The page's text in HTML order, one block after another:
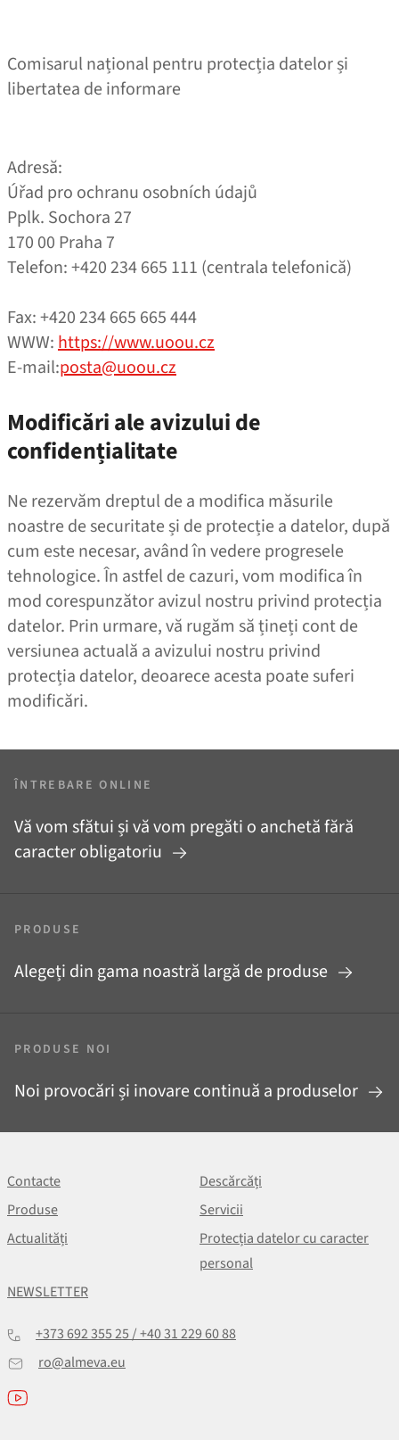
Comisarul național pentru protecția datelor și
libertatea de informare
Adresă:
Úřad pro ochranu osobních údajů
Pplk. Sochora 27
170 00 Praha 7
Telefon: +420 234 665 111 (centrala telefonică)
Fax: +420 234 665 665 444
WWW:https://www.uoou.cz
E‑mail:posta@uoou.cz
Modificări ale avizului de
confidențialitate
Ne rezervăm dreptul de a modifica măsurile
noastre de securitate și de protecție a datelor, după
cum este necesar, având în vedere progresele
tehnologice. În astfel de cazuri, vom modifica în
mod corespunzător avizul nostru privind protecția
datelor. Prin urmare, vă rugăm să țineți cont de
versiunea actuală a avizului nostru privind
protecția datelor, deoarece acesta poate suferi
modificări.
ÎNTREBARE ONLINE
Vă vom sfătui și vă vom pregăti o anchetă fără
caracter obligatoriu
PRODUSE
Alegeți din gama noastră largă de produse
PRODUSE NOI
Noi provocări și inovare continuă a produselor
Contacte
Descărcăți
Produse
Servicii
Actualități
Protecția datelor cu caracter
personal
NEWSLETTER
+373 692 355 25 / +40 31 229 60 88
ro@almeva.eu